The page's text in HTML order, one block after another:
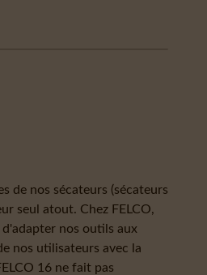
de nos sécateurs (sécateurs
seul atout. Chez FELCO,
nos outils aux
nos utilisateurs avec la
16 ne fait pas